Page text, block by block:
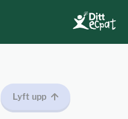
Lyft upp